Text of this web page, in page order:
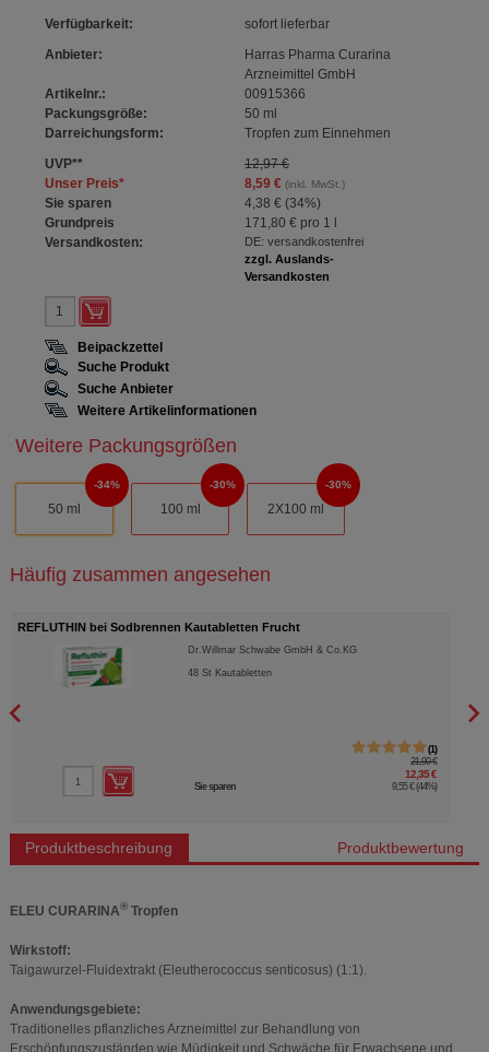
Verfügbarkeit:
sofort lieferbar
Anbieter:
Harras Pharma Curarina
Arzneimittel GmbH
Artikelnr.:
00915366
Packungsgröße:
50 ml
Darreichungsform:
Tropfen zum Einnehmen
UVP**
12,97 €
Unser Preis* 8,59 €(inkl. MwSt.)
Sie sparen 4,38 € (34%)
Grundpreis
171,80 €pro 1 l
Versandkosten:
DE: versandkostenfrei
zzgl. Auslands-
Versandkosten
Beipackzettel
Suche Produkt
Suche Anbieter
Weitere Artikelinformationen
Weitere Packungsgrößen
50 ml
34%
100 ml
30%
2X100 ml
30%
Häufig zusammen angesehen
REFLUTHIN bei Sodbrennen Kautabletten Frucht
Dr.Willmar Schwabe GmbH & Co.KG
48St Kautabletten
1
21,90 €
12,35 €
Sie sparen 9,55 € (44%)
Produktbeschreibung Produktbewertung
ELEU CURARINA® Tropfen
Wirkstoff:
Taigawurzel-Fluidextrakt (Eleutherococcus senticosus) (1:1).
Anwendungsgebiete:
Traditionelles pflanzliches Arzneimittel zur Behandlung von
Erschöpfungszuständen wie Müdigkeit und Schwäche für Erwachsene und